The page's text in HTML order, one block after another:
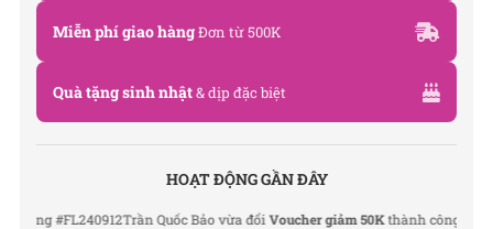
Miễn phí giao hàngĐơn từ 500K
Quà tặng sinh nhật& dịp đặc biệt
HOẠT ĐỘNG GẦN ĐÂY
#FL240912Trần Quốc Bảo vừa đổiVoucher giảm 50Kthành côngLê Thu